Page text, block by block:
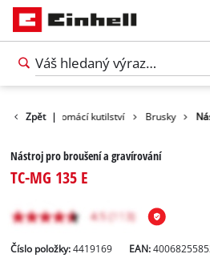
Zpět |Domácí kutilství Brusky
Nástroj pro broušení a gravírování
TC-MG 135 E
Číslo položky: 4419169 EAN: